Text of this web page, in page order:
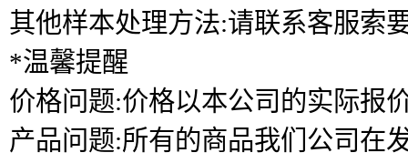
其他样本处理方法:请联系客服索
*温馨提醒
价格问题:价格以本公司的实际报
产品问题:所有的商品我们公司在